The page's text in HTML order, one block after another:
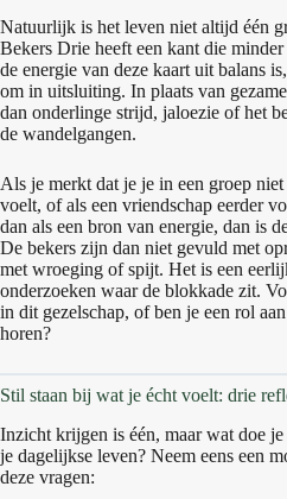
Natuurlijk is het leven niet altijd één
Bekers Drie heeft een kant die
de energie van deze kaart uit balans
om in uitsluiting. In plaats van
dan onderlinge strijd, jaloezie of het
de wandelgangen.
Als je merkt dat je je in een groep
voelt, of als een vriendschap eerder
dan als een bron van energie, dan is
De bekers zijn dan niet gevuld met
met wroeging of spijt. Het is een
onderzoeken waar de blokkade zit.
in dit gezelschap, of ben je een rol
horen?
Stil staan bij wat je écht voelt: drie
Inzicht krijgen is één, maar wat doe
je dagelijkse leven? Neem eens een
deze vragen: